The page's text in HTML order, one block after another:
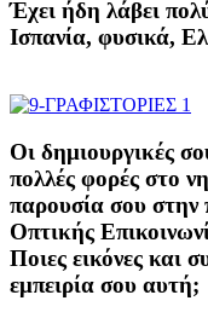
Έχει ήδη λάβει
Ισπανία, φυσικά,
Οι δημιουργικές
πολλές φορές στο
παρουσία σου
Οπτικής
Ποιες εικόνες και
εμπειρία σου αυτή;